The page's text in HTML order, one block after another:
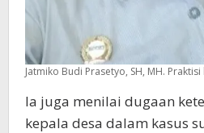
Jatmiko Budi Prasetyo, SH, MH.
Ia juga menilai dugaan
kepala desa dalam kasus